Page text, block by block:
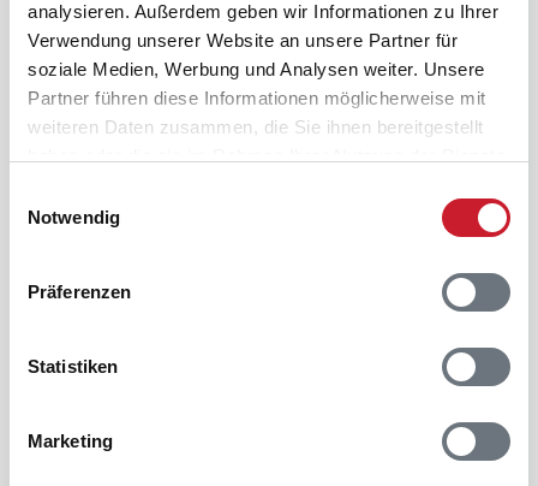
analysieren. Außerdem geben wir Informationen zu Ihrer
Verwendung unserer Website an unsere Partner für
soziale Medien, Werbung und Analysen weiter. Unsere
Partner führen diese Informationen möglicherweise mit
weiteren Daten zusammen, die Sie ihnen bereitgestellt
Notwendig
Präferenzen
Statistiken
Marketing
Ferienhausvermittlung Kröger+Rehn GmbH
Schnackenburgallee 158
22525 Hamburg
Deutschland
Telefon: +49 40 5477950
0800-358 75 28
Wir freuen uns auf Ihre Nachricht.
Aktuelle Angebote & Tipps erhalten.